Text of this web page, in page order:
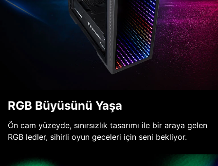
RGB Büyüsünü Yaşa
Ön cam yüzeyde, sınırsızlık tasarımı ile bir araya gelen
RGB ledler, sihirli oyun geceleri için seni bekliyor.